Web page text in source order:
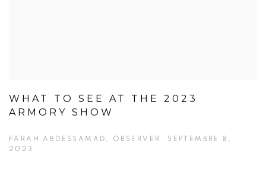
WHAT TO SEE AT THE 2023
ARMORY SHOW
FARAH ABDESSAMAD, OBSERVER, SEPTEMBRE 8,
2023